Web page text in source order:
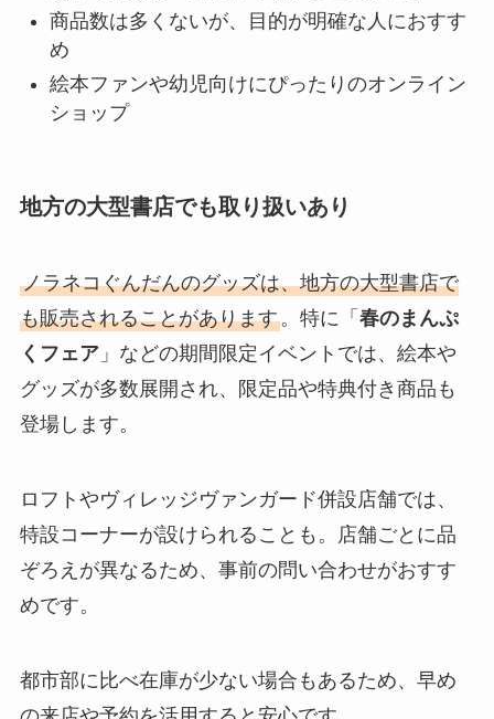
商品数は多くないが、目的が明確な人におすす
め
絵本ファンや幼児向けにぴったりのオンライン
ショップ
地方の大型書店でも取り扱いあり
ノラネコぐんだんのグッズは、地方の大型書店で
も販売されることがあります。特に「 春のまんぷ
くフェア」などの期間限定イベントでは、絵本や
グッズが多数展開され、限定品や特典付き商品も
登場します。
ロフトやヴィレッジヴァンガード併設店舗では、
特設コーナーが設けられることも。店舗ごとに品
ぞろえが異なるため、事前の問い合わせがおすす
めです。
都市部に比べ在庫が少ない場合もあるため、早め